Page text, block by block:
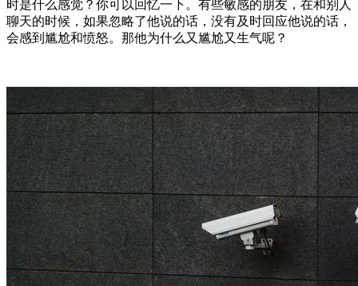
时是什么感觉？你可以回忆一下。有些敏感的朋友，在和别人
聊天的时候，如果忽略了他说的话，没有及时回应他说的话，
会感到尴尬和愤怒。那他为什么又尴尬又生气呢？